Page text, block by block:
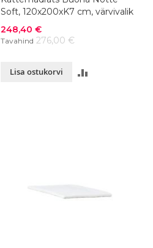
Soft, 120x200xK7 cm, värvivalik
Soodushind
248,40 €
Tavahind 276,00 €
Lisa ostukorvi